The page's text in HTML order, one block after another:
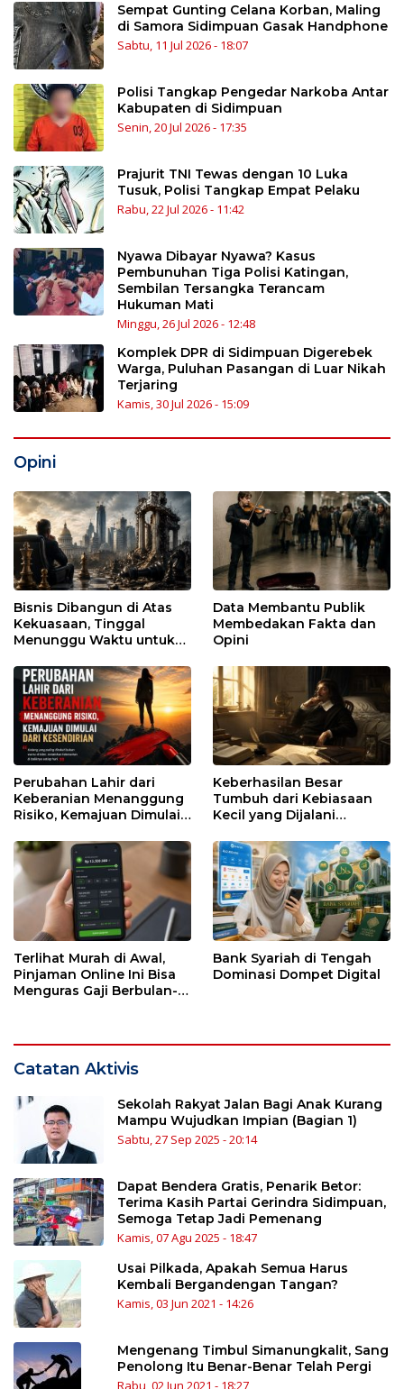
Sempat Gunting Celana Korban, Maling
di Samora Sidimpuan Gasak Handphone
Sabtu, 11 Jul 2026 - 18:07
Polisi Tangkap Pengedar Narkoba Antar
Kabupaten di Sidimpuan
Senin, 20 Jul 2026 - 17:35
Prajurit TNI Tewas dengan 10 Luka
Tusuk, Polisi Tangkap Empat Pelaku
Rabu, 22 Jul 2026 - 11:42
Nyawa Dibayar Nyawa? Kasus
Pembunuhan Tiga Polisi Katingan,
Sembilan Tersangka Terancam
Hukuman Mati
Minggu, 26 Jul 2026 - 12:48
Komplek DPR di Sidimpuan Digerebek
Warga, Puluhan Pasangan di Luar Nikah
Terjaring
Kamis, 30 Jul 2026 - 15:09
Opini
Bisnis Dibangun di Atas
Kekuasaan, Tinggal
Menunggu Waktu untuk
Data Membantu Publik
Membedakan Fakta dan
Opini
Perubahan Lahir dari
Keberanian Menanggung
Risiko, Kemajuan Dimulai
Keberhasilan Besar
Tumbuh dari Kebiasaan
Kecil yang Dijalani
Terlihat Murah di Awal,
Pinjaman Online Ini Bisa
Menguras Gaji Berbulan-
Bank Syariah di Tengah
Dominasi Dompet Digital
Catatan Aktivis
Sekolah Rakyat Jalan Bagi Anak Kurang
Mampu Wujudkan Impian (Bagian 1)
Sabtu, 27 Sep 2025 - 20:14
Dapat Bendera Gratis, Penarik Betor:
Terima Kasih Partai Gerindra Sidimpuan,
Semoga Tetap Jadi Pemenang
Kamis, 07 Agu 2025 - 18:47
Usai Pilkada, Apakah Semua Harus
Kembali Bergandengan Tangan?
Kamis, 03 Jun 2021 - 14:26
Mengenang Timbul Simanungkalit, Sang
Penolong Itu Benar-Benar Telah Pergi
Rabu, 02 Jun 2021 - 18:27